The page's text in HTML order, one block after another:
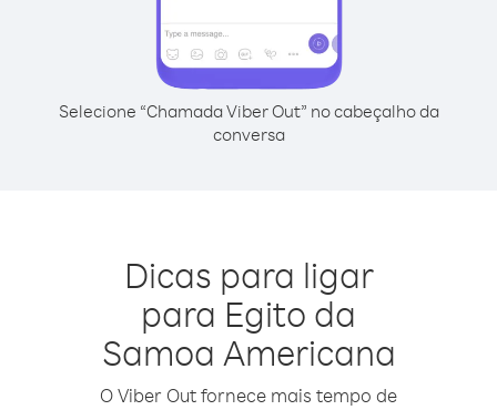
Selecione “Chamada Viber Out” no cabeçalho da
conversa
Dicas para ligar
para Egito da
Samoa Americana
O Viber Out fornece mais tempo de